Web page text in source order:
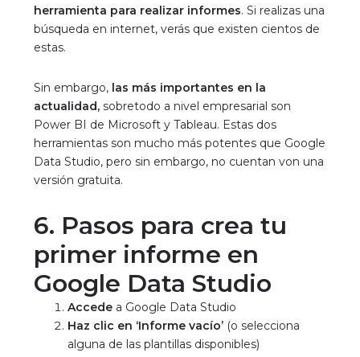
herramienta para realizar informes. Si realizas una
búsqueda en internet, verás que existen cientos de
estas.
Sin embargo, las más importantes en la
actualidad,sobretodo a nivel empresarial son
Power BI de Microsoft y Tableau. Estas dos
herramientas son mucho más potentes que Google
Data Studio, pero sin embargo, no cuentan von una
versión gratuita.
6. Pasos para crea tu
primer informe en
Google Data Studio
Accedea Google Data Studio
Haz clic en ‘Informe vacío’(o selecciona
alguna de las plantillas disponibles)